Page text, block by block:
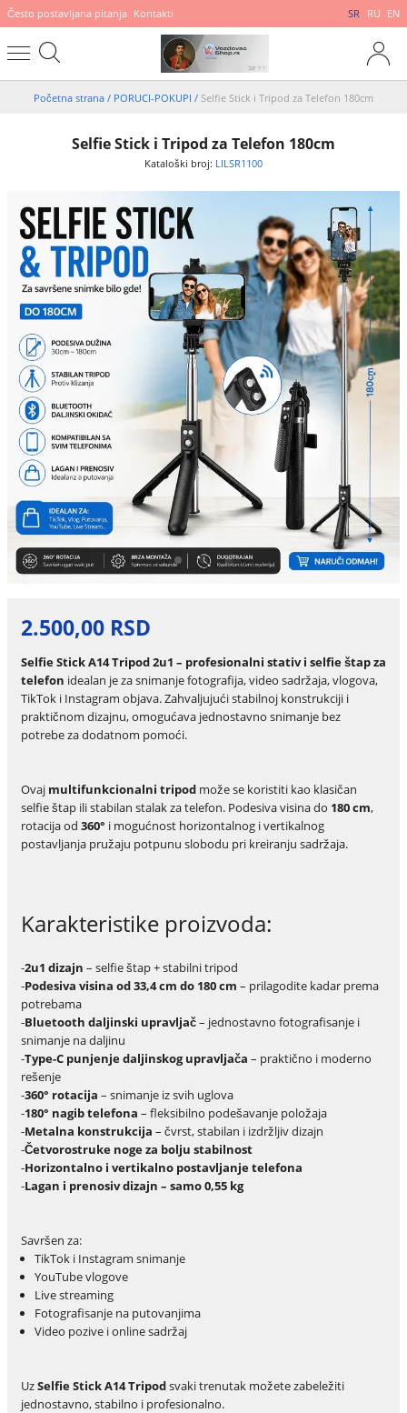
Često postavljana pitanja Kontakti SR RU EN
Početna strana / PORUCI-POKUPI / Selfie Stick i Tripod za Telefon 180cm
Selfie Stick i Tripod za Telefon 180cm
Kataloški broj: LILSR1100
2.500,00 RSD
Selfie Stick A14 Tripod 2u1 – profesionalni stativ i selfie štap za
telefon idealan je za snimanje fotografija, video sadržaja, vlogova,
TikTok i Instagram objava. Zahvaljujući stabilnoj konstrukciji i
praktičnom dizajnu, omogućava jednostavno snimanje bez
potrebe za dodatnom pomoći.
Ovaj multifunkcionalni tripodmože se koristiti kao klasičan
selfie štap ili stabilan stalak za telefon. Podesiva visina do 180 cm,
rotacija od 360° i mogućnost horizontalnog i vertikalnog
postavljanja pružaju potpunu slobodu pri kreiranju sadržaja.
Karakteristike proizvoda:
-2u1 dizajn – selfie štap + stabilni tripod
-Podesiva visina od 33,4 cm do 180 cm – prilagodite kadar prema
potrebama
-Bluetooth daljinski upravljač– jednostavno fotografisanje i
snimanje na daljinu
-Type-C punjenje daljinskog upravljača – praktično i moderno
rešenje
-360° rotacija – snimanje iz svih uglova
-180° nagib telefona – fleksibilno podešavanje položaja
-Metalna konstrukcija – čvrst, stabilan i izdržljiv dizajn
-Četvorostruke noge za bolju stabilnost
-Horizontalno i vertikalno postavljanje telefona
-Lagan i prenosiv dizajn – samo 0,55 kg
Savršen za:
TikTok i Instagram snimanje
YouTube vlogove
Live streaming
Fotografisanje na putovanjima
Video pozive i online sadržaj
UzSelfie Stick A14 Tripodsvaki trenutak možete zabeležiti
jednostavno, stabilno i profesionalno.